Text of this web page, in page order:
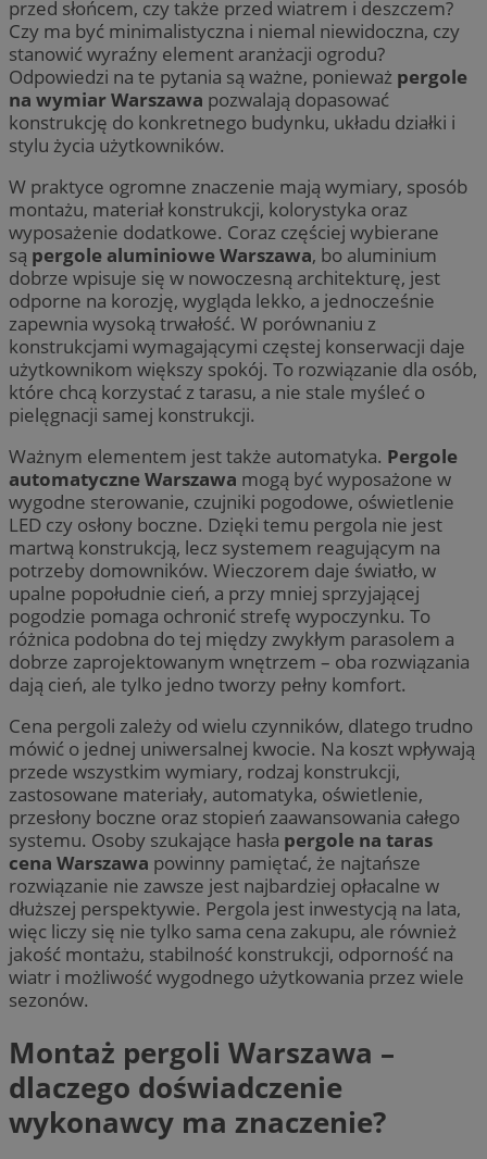
przed słońcem, czy także przed wiatrem i deszczem?
Czy ma być minimalistyczna i niemal niewidoczna, czy
stanowić wyraźny element aranżacji ogrodu?
Odpowiedzi na te pytania są ważne, ponieważ pergole
na wymiar Warszawa pozwalają dopasować
konstrukcję do konkretnego budynku, układu działki i
stylu życia użytkowników.
W praktyce ogromne znaczenie mają wymiary, sposób
montażu, materiał konstrukcji, kolorystyka oraz
wyposażenie dodatkowe. Coraz częściej wybierane
są pergole aluminiowe Warszawa, bo aluminium
dobrze wpisuje się w nowoczesną architekturę, jest
odporne na korozję, wygląda lekko, a jednocześnie
zapewnia wysoką trwałość. W porównaniu z
konstrukcjami wymagającymi częstej konserwacji daje
użytkownikom większy spokój. To rozwiązanie dla osób,
które chcą korzystać z tarasu, a nie stale myśleć o
pielęgnacji samej konstrukcji.
Ważnym elementem jest także automatyka. Pergole
automatyczne Warszawa mogą być wyposażone w
wygodne sterowanie, czujniki pogodowe, oświetlenie
LED czy osłony boczne. Dzięki temu pergola nie jest
martwą konstrukcją, lecz systemem reagującym na
potrzeby domowników. Wieczorem daje światło, w
upalne popołudnie cień, a przy mniej sprzyjającej
pogodzie pomaga ochronić strefę wypoczynku. To
różnica podobna do tej między zwykłym parasolem a
dobrze zaprojektowanym wnętrzem – oba rozwiązania
dają cień, ale tylko jedno tworzy pełny komfort.
Cena pergoli zależy od wielu czynników, dlatego trudno
mówić o jednej uniwersalnej kwocie. Na koszt wpływają
przede wszystkim wymiary, rodzaj konstrukcji,
zastosowane materiały, automatyka, oświetlenie,
przesłony boczne oraz stopień zaawansowania całego
systemu. Osoby szukające hasła pergole na taras
cena Warszawa powinny pamiętać, że najtańsze
rozwiązanie nie zawsze jest najbardziej opłacalne w
dłuższej perspektywie. Pergola jest inwestycją na lata,
więc liczy się nie tylko sama cena zakupu, ale również
jakość montażu, stabilność konstrukcji, odporność na
wiatr i możliwość wygodnego użytkowania przez wiele
sezonów.
Montaż pergoli Warszawa –
dlaczego doświadczenie
wykonawcy ma znaczenie?